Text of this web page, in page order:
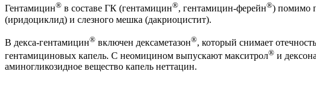
Гентамицин® в составе ГК (гентамицин®, гентамицин-ферейн®) помимо
(иридоциклид) и слезного мешка (дакриоцистит).
В декса-гентамицин® включен дексаметазон®, который снимает
гентамициновых капель. С неомицином выпускают макситрол® и дексона
аминогликозидное вещество капель неттацин.